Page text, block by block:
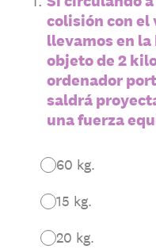
colisión con
llevamos en
objeto de 2
ordenador
saldrá
una fuerza
60 kg.
15 kg.
20 kg.